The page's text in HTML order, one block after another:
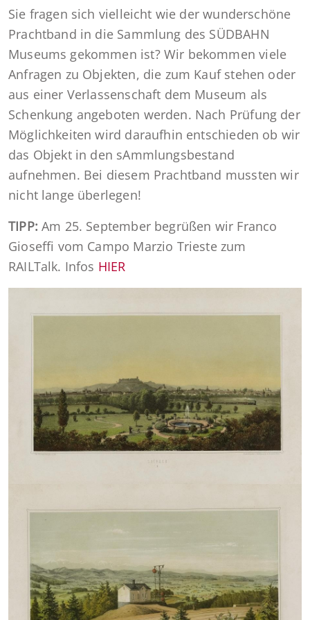
Sie fragen sich vielleicht wie der wunderschöne
Prachtband in die Sammlung des SÜDBAHN
Museums gekommen ist? Wir bekommen viele
Anfragen zu Objekten, die zum Kauf stehen oder
aus einer Verlassenschaft dem Museum als
Schenkung angeboten werden. Nach Prüfung der
Möglichkeiten wird daraufhin entschieden ob wir
das Objekt in den sAmmlungsbestand
aufnehmen. Bei diesem Prachtband mussten wir
nicht lange überlegen!
TIPP: Am 25. September begrüßen wir Franco
Gioseffi vom Campo Marzio Trieste zum
RAILTalk. Infos HIER